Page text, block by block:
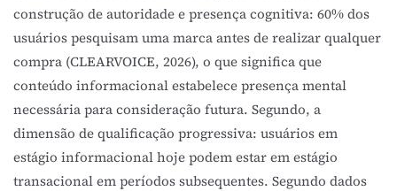
construção de autoridade e presença cognitiva: 60% dos
usuários pesquisam uma marca antes de realizar qualquer
compra (CLEARVOICE, 2026), o que significa que
conteúdo informacional estabelece presença mental
necessária para consideração futura. Segundo, a
dimensão de qualificação progressiva: usuários em
estágio informacional hoje podem estar em estágio
transacional em períodos subsequentes. Segundo dados